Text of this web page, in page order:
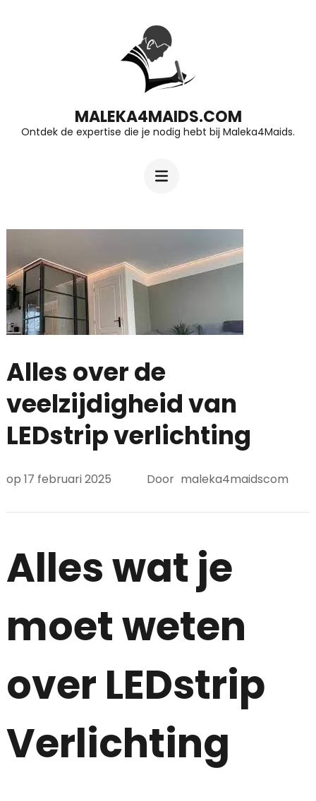
Enter)
MALEKA4MAIDS.COM
Ontdek de expertise die je nodig hebt bij Maleka4Maids.
Alles over de
veelzijdigheid van
LEDstrip verlichting
op 17 februari 2025 Door maleka4maidscom
Alles wat je
moet weten
over LEDstrip
Verlichting